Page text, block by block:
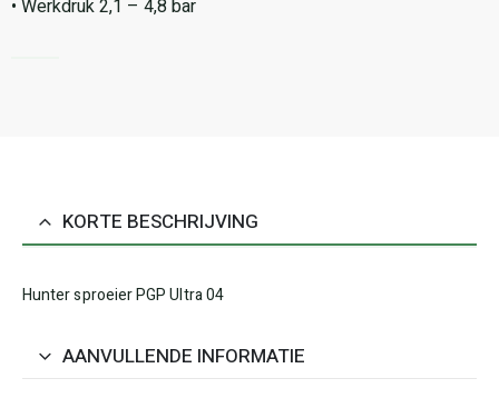
• Werkdruk 2,1 – 4,8 bar
KORTE BESCHRIJVING
Hunter sproeier PGP Ultra 04
AANVULLENDE INFORMATIE